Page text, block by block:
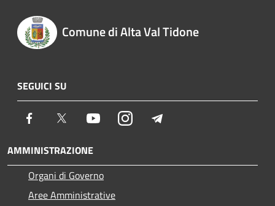
Comune di Alta Val Tidone
SEGUICI SU
Facebook Twitter YoutubeInstagram
AMMINISTRAZIONE
Organi di Governo
Aree Amministrative